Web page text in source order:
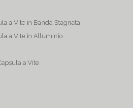
a Vite in Banda Stagnata
a Vite in Alluminio
a Vite